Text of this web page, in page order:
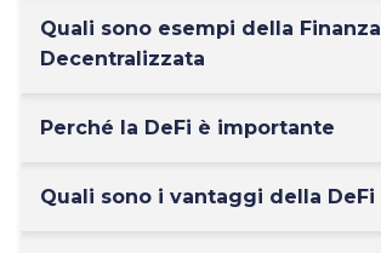
Quali sono esempi della Finanza
Decentralizzata
Perché la DeFi è importante
Quali sono i vantaggi della DeFi